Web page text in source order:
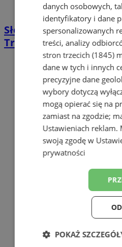
Słowiańska biesiada
Trzy dni darmowych
danych osobowych,
identyfikatory i dane
spersonalizowanych
treści, analizy
stron trzecich (1845)
dane w tych i innych
precyzyjne dane
wybory dotyczą
mogą opierać się na
zamiast na zgodzie;
Ustawieniach reklam.
swoją zgodę w
prywatności
POKAŻ